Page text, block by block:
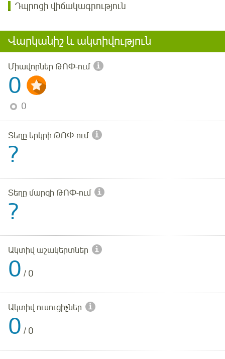
Դպրոցի վիճակագրություն
Վարկանիշ և ակտիվություն
Միավորներ ԹՈՓ-ում
0
0
Տեղը երկրի ԹՈՓ-ում
?
Տեղը մարզի ԹՈՓ-ում
?
Ակտիվ աշակերտներ
0 / 0
Ակտիվ ուսուցիչներ
0 / 0